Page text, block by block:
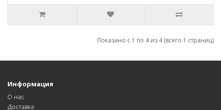
Показано с 1 по 4 из 4 (всего 1 страниц)
Информация
О нас
Доставка